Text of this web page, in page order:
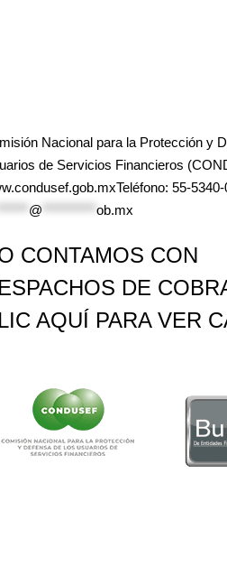
Nacional para la Protección y
de Servicios Financieros
55-
@ ob.mx
CONTAMOS CON
DE
AQUÍ PARA VER